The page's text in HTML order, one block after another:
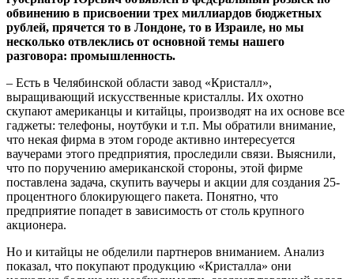
обвинению в присвоении трех миллиардов бюджетных
рублей, прячется то в Лондоне, то в Израиле, но мы
несколько отвлеклись от основной темы нашего
разговора: промышленность.
– Есть в Челябинской области завод «Кристалл»,
выращивающий искусственные кристаллы. Их охотно
скупают американцы и китайцы, производят на их основе все
гаджеты: телефоны, ноутбуки и т.п. Мы обратили внимание,
что некая фирма в этом городе активно интересуется
ваучерами этого предприятия, проследили связи. Выяснили,
что по поручению американской стороны, этой фирме
поставлена задача, скупить ваучеры и акции для создания 25-
процентного блокирующего пакета. Понятно, что
предприятие попадет в зависимость от столь крупного
акционера.
Но и китайцы не обделили партнеров вниманием. Анализ
показал, что покупают продукцию «Кристалла» они